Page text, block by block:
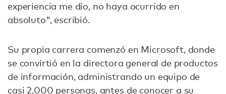
experiencia me dio, no haya ocurrido en
absoluto", escribió.
Su propia carrera comenzó en Microsoft, donde
se convirtió en la directora general de productos
de información, administrando un equipo de
casi 2,000 personas, antes de conocer a su